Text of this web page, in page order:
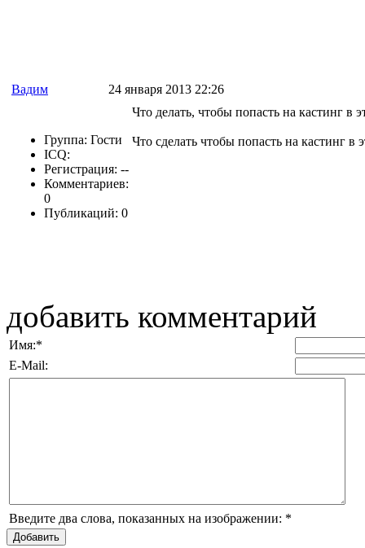
Вадим 24 января 2013 22:26
Группа: Гости
ICQ:
Регистрация: --
Комментариев:
0
Публикаций: 0
Что делать, чтобы попасть на кастинг в
Что сделать чтобы попасть на кастинг в
добавить комментарий
Имя:*
E-Mail:
Введите два слова, показанных на изображении: *